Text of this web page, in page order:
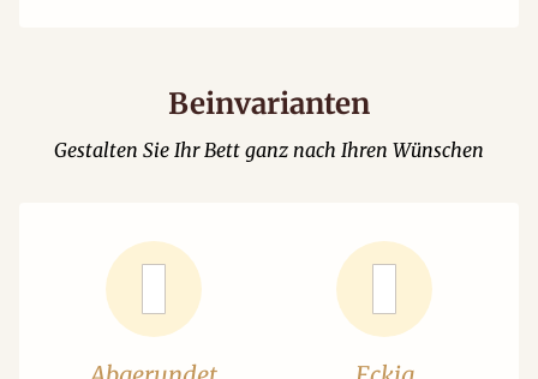
Beinvarianten
Gestalten Sie Ihr Bett ganz nach Ihren Wünschen